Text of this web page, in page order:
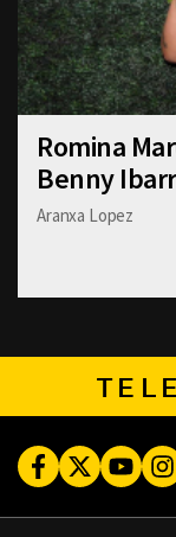
Romina
Benny
Aranxa Lopez
FacebookTwitter